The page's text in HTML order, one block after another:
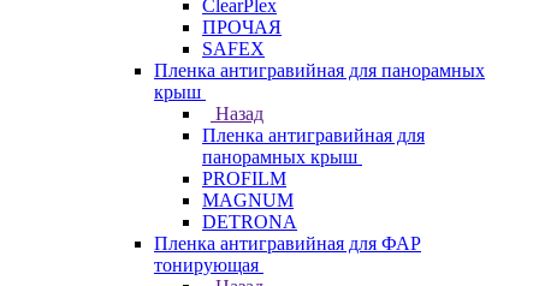
ClearPlex
ПРОЧАЯ
SAFEX
Пленка антигравийная для панорамных
крыш
Назад
Пленка антигравийная для
панорамных крыш
PROFILM
MAGNUM
DETRONA
Пленка антигравийная для ФАР
тонирующая